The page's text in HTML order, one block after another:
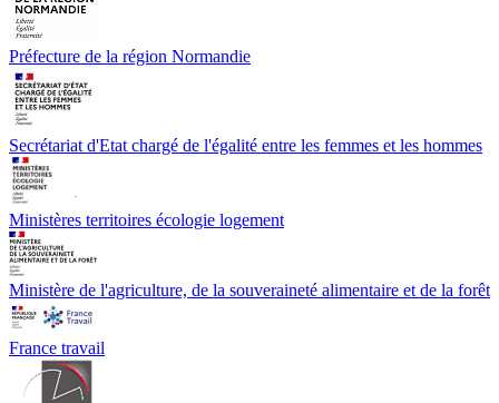
Préfecture de la région Normandie
Secrétariat d'Etat chargé de l'égalité entre les femmes et les hommes
Ministères territoires écologie logement
Ministère de l'agriculture, de la souveraineté alimentaire et de la forêt
France travail